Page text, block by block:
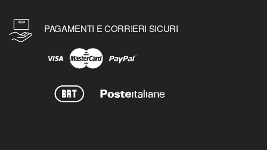
PAGAMENTI E CORRIERI SICURI